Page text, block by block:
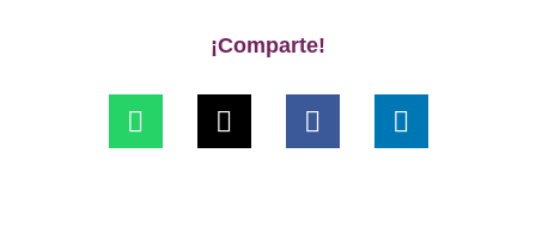
¡Comparte!